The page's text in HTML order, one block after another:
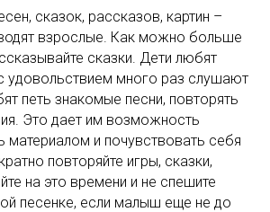
сказок, рассказов, картин –
взрослые. Как можно больше
сказки. Дети любят
удовольствием много раз слушают
петь знакомые песни, повторять
Это дает им возможность
и почувствовать себя
повторяйте игры, сказки,
на это времени и не спешите
песенке, если малыш еще не до